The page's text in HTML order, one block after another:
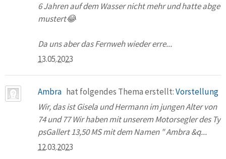
6 Jahren auf dem Wasser nicht mehr und hatte abge
mustert😂
Da uns aber das Fernweh wieder erre...
13.05.2023
Ambra hat folgendes Thema erstellt:Vorstellung
Wir, das ist Gisela und Hermann im jungen Alter von
74 und 77 Wir haben mit unserem Motorsegler des Ty
psGallert 13,50 MS mit dem Namen " Ambra &q...
12.03.2023